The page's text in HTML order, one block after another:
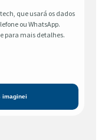
que usará os dados
ou WhatsApp.
para mais detalhes.